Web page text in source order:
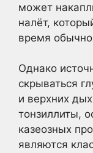
может
налёт,
время
Однако
скрываться
и верхних
тонзиллиты,
казеозных
являются